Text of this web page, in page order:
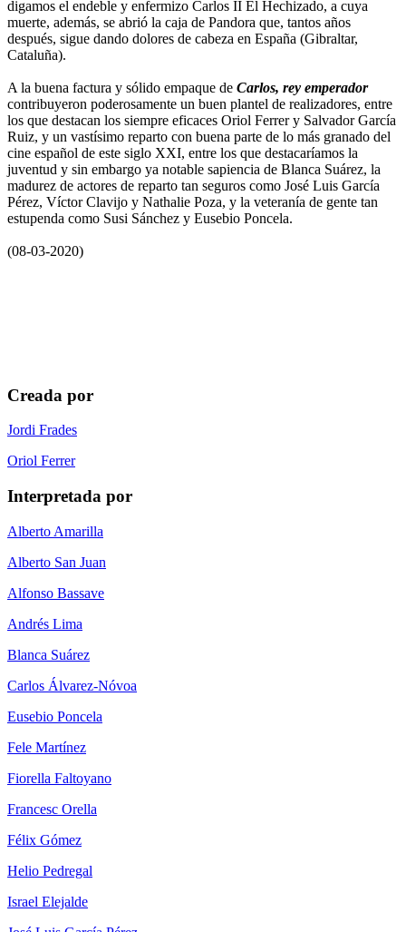
digamos el endeble y enfermizo Carlos II El Hechizado, a cuya
muerte, además, se abrió la caja de Pandora que, tantos años
después, sigue dando dolores de cabeza en España (Gibraltar,
Cataluña).
A la buena factura y sólido empaque de Carlos, rey emperador
contribuyeron poderosamente un buen plantel de realizadores, entre
los que destacan los siempre eficaces Oriol Ferrer y Salvador García
Ruiz, y un vastísimo reparto con buena parte de lo más granado del
cine español de este siglo XXI, entre los que destacaríamos la
juventud y sin embargo ya notable sapiencia de Blanca Suárez, la
madurez de actores de reparto tan seguros como José Luis García
Pérez, Víctor Clavijo y Nathalie Poza, y la veteranía de gente tan
estupenda como Susi Sánchez y Eusebio Poncela.
(08-03-2020)
Creada por
Jordi Frades
Oriol Ferrer
Interpretada por
Alberto Amarilla
Alberto San Juan
Alfonso Bassave
Andrés Lima
Blanca Suárez
Carlos Álvarez-Nóvoa
Eusebio Poncela
Fele Martínez
Fiorella Faltoyano
Francesc Orella
Félix Gómez
Helio Pedregal
Israel Elejalde